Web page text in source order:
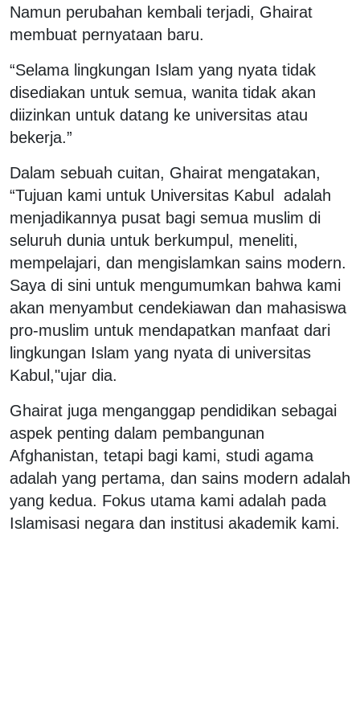
Namun perubahan kembali terjadi, Ghairat
membuat pernyataan baru.
“Selama lingkungan Islam yang nyata tidak
disediakan untuk semua, wanita tidak akan
diizinkan untuk datang ke universitas atau
bekerja.”
Dalam sebuah cuitan, Ghairat mengatakan,
“Tujuan kami untuk Universitas Kabul adalah
menjadikannya pusat bagi semua muslim di
seluruh dunia untuk berkumpul, meneliti,
mempelajari, dan mengislamkan sains modern.
Saya di sini untuk mengumumkan bahwa kami
akan menyambut cendekiawan dan mahasiswa
pro-muslim untuk mendapatkan manfaat dari
lingkungan Islam yang nyata di universitas
Kabul,"ujar dia.
Ghairat juga menganggap pendidikan sebagai
aspek penting dalam pembangunan
Afghanistan, tetapi bagi kami, studi agama
adalah yang pertama, dan sains modern adalah
yang kedua. Fokus utama kami adalah pada
Islamisasi negara dan institusi akademik kami.